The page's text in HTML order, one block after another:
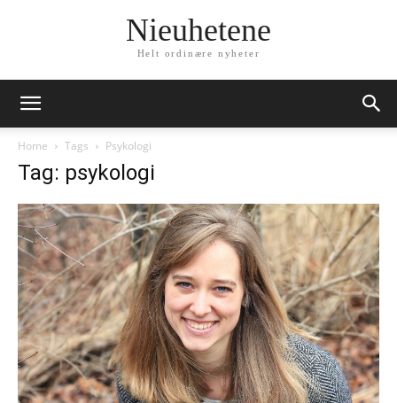
Nieuhetene
Helt ordinære nyheter
Home Tags Psykologi
Tag: psykologi